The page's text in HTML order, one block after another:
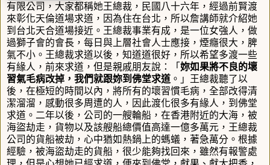
有限公司 ，大家都稱她王總裁，民國八十六年，經過前賢渡
來彰化天倫道場求道，因為住在台北，所以詹講師就介紹她
到台北天合道場接近。王總裁事業有成，是一位女強人，做
過獅子會的會長，每日與上層社會人士應接，煙癮很大，脾
氣不小。王總裁求道以後，知道道很好，所以希望多渡一些
有緣人，前來求道，但是親戚朋友說：「 妳如果將不良的壞
習氣毛病改掉，我們就跟妳到佛堂求道 。」王總裁聽了以
後，在極短的時間以內，將所有的壞習慣毛病，全部改得清
潔溜溜，感動很多周遭的人，因此渡化很多有緣人，到佛堂
求道。二年以後，公司的一艘輪船，在香港附近的大海，被
海盜劫走，貨物以及該艘船總價值高達一億多萬元，王總裁
公司的貨船被劫，心中猶如熱鍋上的螞蟻，著急萬分。根據
經驗，被海盜劫走的貨船，很少能夠找回來，雖然有報警處